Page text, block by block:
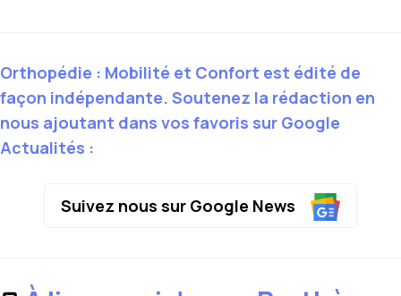
Orthopédie : Mobilité et Confort est édité de
façon indépendante. Soutenez la rédaction en
nous ajoutant dans vos favoris sur Google
Actualités :
Suivez nous sur Google News